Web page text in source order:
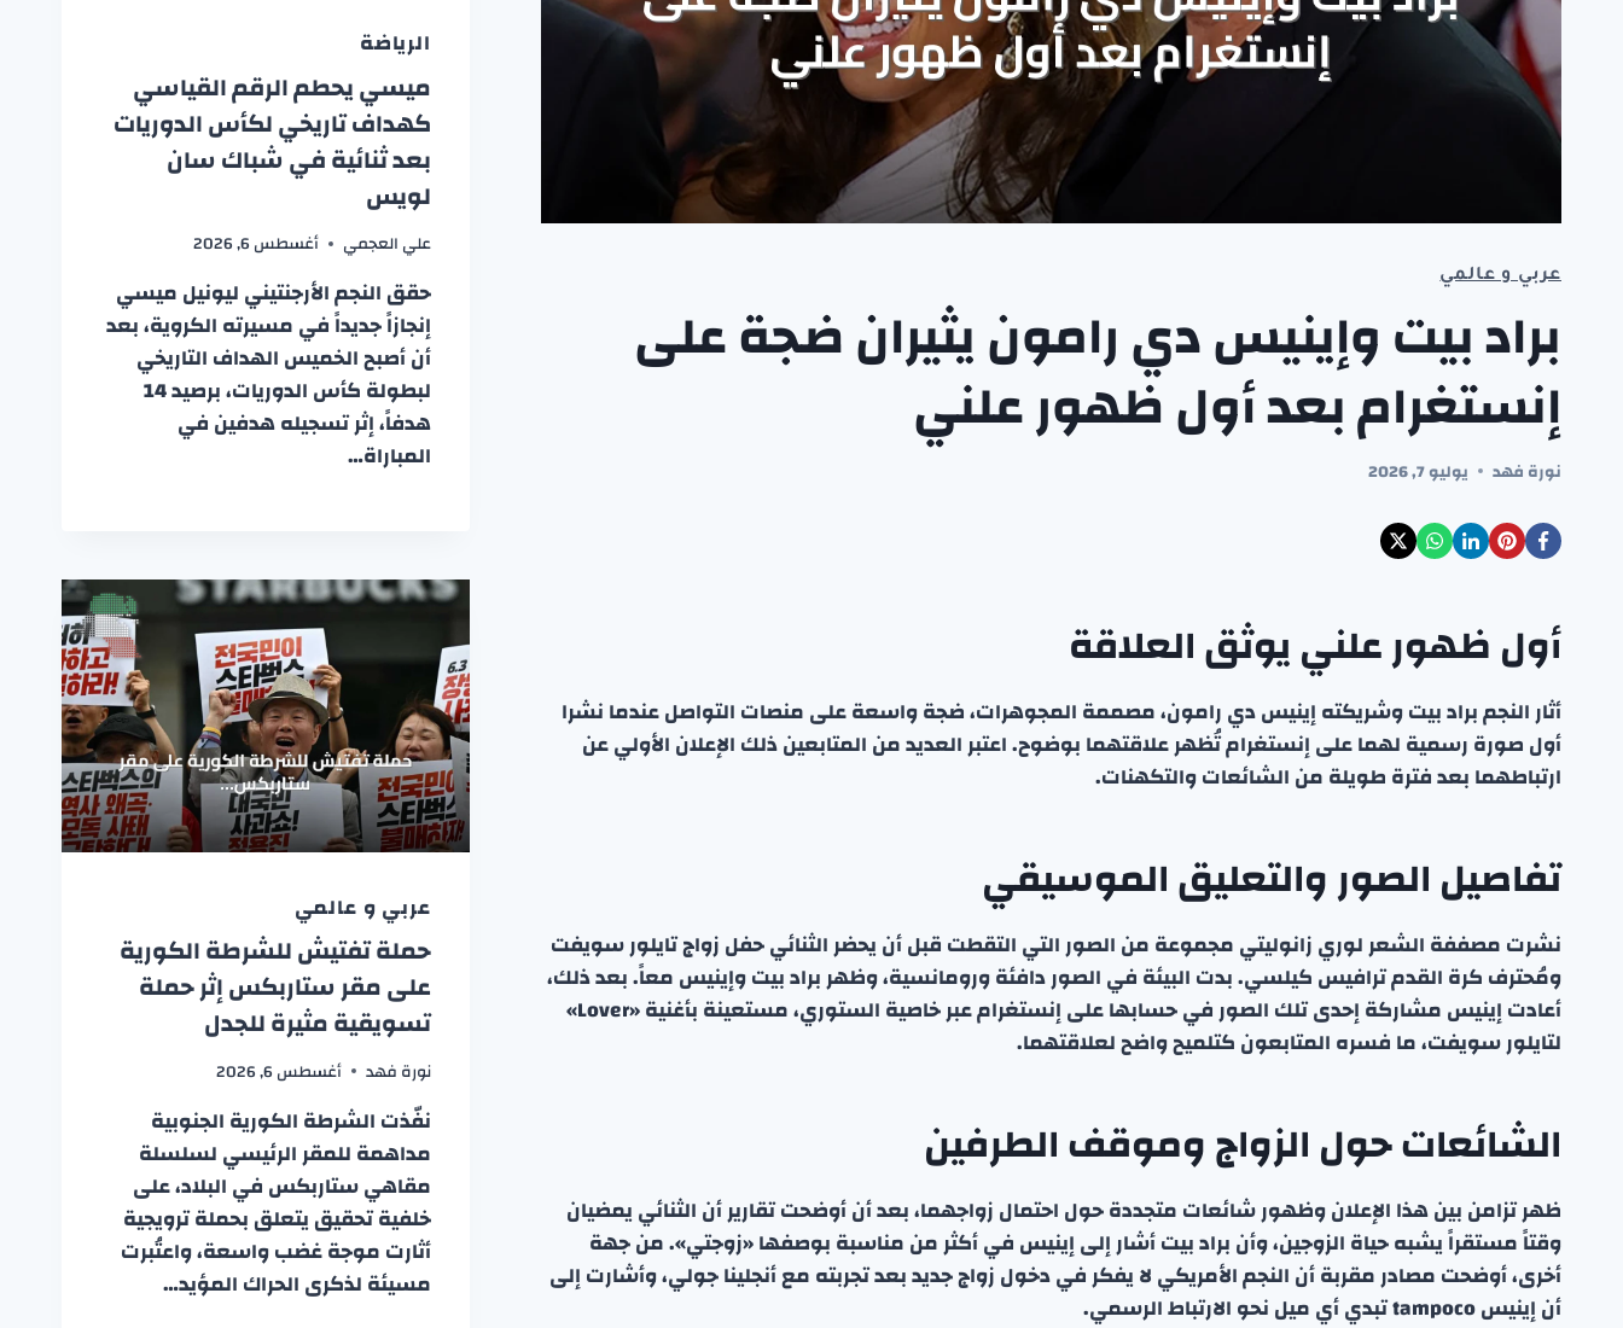
عربي و عالمي
براد بيت وإينيس دي رامون يثيران ضجة على
إنستغرام بعد أول ظهور علني
نورة فهد يوليو 7, 2026
أول ظهور علني يوثق العلاقة
أثار النجم براد بيت وشريكته إينيس دي رامون، مصممة المجوهرات، ضجة واسعة على منصات التواصل عندما نشرا
أول صورة رسمية لهما على إنستغرام تُظهر علاقتهما بوضوح. اعتبر العديد من المتابعين ذلك الإعلان الأولي عن
ارتباطهما بعد فترة طويلة من الشائعات والتكهنات.
تفاصيل الصور والتعليق الموسيقي
نشرت مصففة الشعر لوري زانوليتي مجموعة من الصور التي التقطت قبل أن يحضر الثنائي حفل زواج تايلور سويفت
ومُحترف كرة القدم ترافيس كيلسي. بدت البيئة في الصور دافئة ورومانسية، وظهر براد بيت وإينيس معاً. بعد ذلك،
أعادت إينيس مشاركة إحدى تلك الصور في حسابها على إنستغرام عبر خاصية الستوري، مستعينة بأغنية «Lover»
لتايلور سويفت، ما فسره المتابعون كتلميح واضح لعلاقتهما.
الشائعات حول الزواج وموقف الطرفين
ظهر تزامن بين هذا الإعلان وظهور شائعات متجددة حول احتمال زواجهما، بعد أن أوضحت تقارير أن الثنائي يمضيان
وقتاً مستقراً يشبه حياة الزوجين، وأن براد بيت أشار إلى إينيس في أكثر من مناسبة بوصفها «زوجتي». من جهة
أخرى، أوضحت مصادر مقربة أن النجم الأمريكي لا يفكر في دخول زواج جديد بعد تجربته مع أنجلينا جولي، وأشارت إلى
أن إينيس tampoco تبدي أي ميل نحو الارتباط الرسمي.
الرياضة
ميسي يحطم الرقم القياسي
كهداف تاريخي لكأس الدوريات
بعد ثنائية في شباك سان
لويس
علي العجمي أغسطس 6, 2026
حقق النجم الأرجنتيني ليونيل ميسي
إنجازاً جديداً في مسيرته الكروية، بعد
أن أصبح الخميس الهداف التاريخي
لبطولة كأس الدوريات، برصيد 14
هدفاً، إثر تسجيله هدفين في
المباراة…
عربي و عالمي
حملة تفتيش للشرطة الكورية
على مقر ستاربكس إثر حملة
تسويقية مثيرة للجدل
نورة فهد أغسطس 6, 2026
نفّذت الشرطة الكورية الجنوبية
مداهمة للمقر الرئيسي لسلسلة
مقاهي ستاربكس في البلاد، على
خلفية تحقيق يتعلق بحملة ترويجية
أثارت موجة غضب واسعة، واعتُبرت
مسيئة لذكرى الحراك المؤيد…